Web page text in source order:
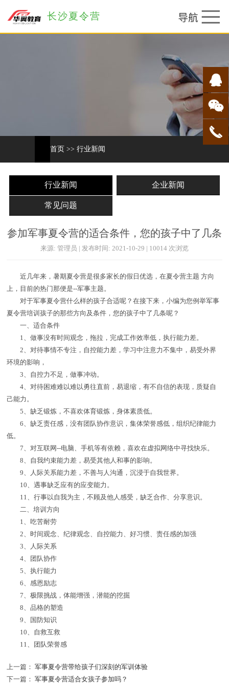
长沙夏令营
首页 >> 行业新闻
行业新闻 企业新闻
常见问题
参加军事夏令营的适合条件，您的孩子中了几条
来源: 管理员 | 发布时间: 2021-10-29 | 10014 次浏览
近几年来，暑期夏令营是很多家长的假日优选，在夏令营主题 方向
上，目前的热门那便是--军事主题。
对于军事夏令营什么样的孩子合适呢？在接下来，小编为您例举军事
夏令营培训孩子的那些方向及条件，您的孩子中了几条呢？
一、适合条件
1、做事没有时间观念，拖拉，完成工作效率低，执行能力差。
2、对待事情不专注，自控能力差，学习中注意力不集中，易受外界
环境的影响，
3、自控力不足，做事冲动。
4、对待困难难以难以勇往直前，易退缩，有不自信的表现，质疑自
己能力。
5、缺乏锻炼，不喜欢体育锻炼，身体素质低。
6、缺乏责任感，没有团队协作意识，集体荣誉感低，组织纪律能力
低。
7、对互联网--电脑、手机等有依赖，喜欢在虚拟网络中寻找快乐。
8、自我约束能力差，易受其他人和事的影响。
9、人际关系能力差，不善与人沟通，沉浸于自我世界。
10、遇事缺乏应有的应变能力。
11、行事以自我为主，不顾及他人感受，缺乏合作、分享意识。
二、培训方向
1、吃苦耐劳
2、时间观念、纪律观念、自控能力、好习惯、责任感的加强
3、人际关系
4、团队协作
5、执行能力
6、感恩励志
7、极限挑战，体能增强，潜能的挖掘
8、品格的塑造
9、国防知识
10、自救互救
11、团队荣誉感
上一篇： 军事夏令营带给孩子们深刻的军训体验
下一篇： 军事夏令营适合女孩子参加吗？